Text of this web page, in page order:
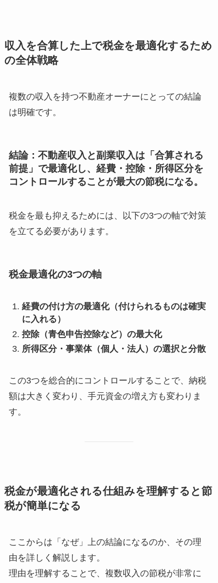
収入を合算した上で税金を最適化するため
の全体戦略
複数の収入を持つ不動産オーナーにとっての結論
は明確です。
結論：不動産収入と副業収入は「合算される
前提」で最適化し、経費・控除・所得区分を
コントロールすることが最大の節税になる。
税金を最も抑えるためには、以下の3つの軸で対策
を立てる必要があります。
税金最適化の3つの軸
経費の付け方の最適化（付けられるものは確実
に入れる）
控除（青色申告控除など）の最大化
所得区分・事業体（個人・法人）の選択と分散
この3つを総合的にコントロールすることで、納税
額は大きく変わり、手元資金の増え方も変わりま
す。
税金が最適化される仕組みを理解すると節
税が簡単になる
ここからは「なぜ」上の結論になるのか、その理
由を詳しく解説します。
理由を理解することで、複数収入の節税が非常に